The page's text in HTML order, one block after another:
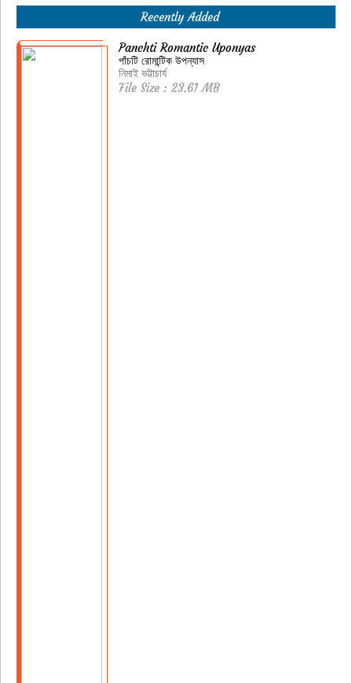
Recently Added
Panchti Romantic Uponyas
পাঁচটি রোমান্টিক উপন্যাস
নিমাই ভট্টাচার্য
File Size : 23.61 MB